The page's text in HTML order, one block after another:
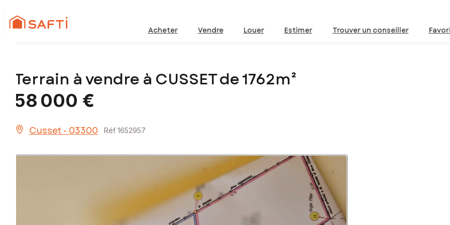
Acheter Vendre Louer Estimer Trouver un conseiller
Terrain à vendre à CUSSET de 1762m²
58 000 €
Cusset - 03300 Réf 1652957